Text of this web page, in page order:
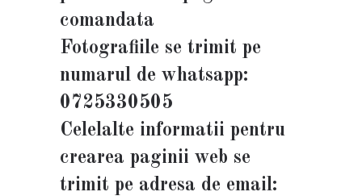
comandata
Fotografiile se trimit pe
numarul de whatsapp:
0725330505
Celelalte informatii pentru
crearea paginii web se
trimit pe adresa de email: